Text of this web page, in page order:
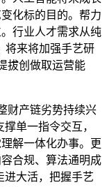
化标的目的。帮力
行业人才需求从纯
将来将加强手艺研
拔创做取运营能
产链劣势持续兴
单一指令交互，
解一体化办事。更
合规、算法通明成
进大活，把握手艺